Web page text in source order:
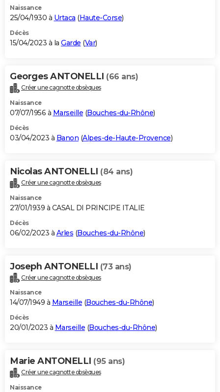
Naissance
25/04/1930 à Urtaca (Haute-Corse)
Décès
15/04/2023 à la Garde (Var)
Georges ANTONELLI (66 ans)
Créer une cagnotte obsèques
Naissance
07/07/1956 à Marseille (Bouches-du-Rhône)
Décès
03/04/2023 à Banon (Alpes-de-Haute-Provence)
Nicolas ANTONELLI (84 ans)
Créer une cagnotte obsèques
Naissance
27/01/1939 à CASAL DI PRINCIPE ITALIE
Décès
06/02/2023 à Arles (Bouches-du-Rhône)
Joseph ANTONELLI (73 ans)
Créer une cagnotte obsèques
Naissance
14/07/1949 à Marseille (Bouches-du-Rhône)
Décès
20/01/2023 à Marseille (Bouches-du-Rhône)
Marie ANTONELLI (95 ans)
Créer une cagnotte obsèques
Naissance